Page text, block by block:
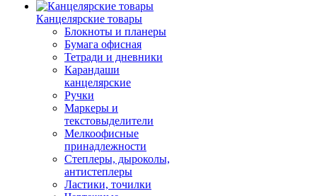
Канцелярские товары
Блокноты и планеры
Бумага офисная
Тетради и дневники
Карандаши
канцелярские
Ручки
Маркеры и
текстовыделители
Мелкоофисные
принадлежности
Степлеры, дыроколы,
антистеплеры
Ластики, точилки